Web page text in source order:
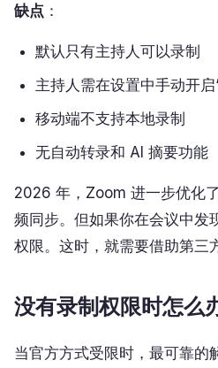
缺点 ：
默认只有主持人可以录制
主持人需在设置中手动开
移动端不支持本地录制
无自动转录和 AI 摘要功能
2026 年，Zoom 进一步优化
频同步。但如果你在会议中发
权限。这时，就需要借助第三
没有录制权限时怎么
当官方方式受限时，最可靠的